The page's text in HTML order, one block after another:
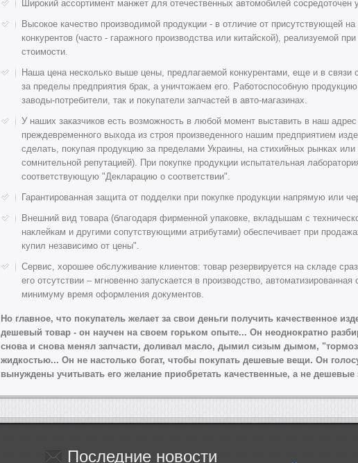
Широкий ассортимент манжет для отечественных автомобилей сосредоточен
Высокое качество производимой продукции - в отличие от присутствующей
конкурентов (часто - гаражного производства или китайской), реализуемой
стоимости.
Наша цена несколько выше цены, предлагаемой конкурентами, еще и в связи
за пределы предприятия брак, а уничтожаем его. Работоспособную
заводы-потребители, так и покупатели запчастей в авто-магазинах.
У наших заказчиков есть возможность в любой момент выставить в наш
преждевременного выхода из строя произведенного нашим предприятием
сделать, покупая продукцию за пределами Украины, на стихийных рынках или
сомнительной репутацией). При покупке продукции испытательная
соответствующую "Декларацию о соответствии".
Гарантированная защита от подделки при покупке продукции напрямую или
Внешний вид товара (благодаря фирменной упаковке, вкладышам с
наклейкам и другими сопутствующими атрибутами) обеспечивает при
купил независимо от цены".
Сервис, хорошее обслуживание клиентов: товар резервируется на складе
его отсутствии – мгновенно запускается в производство, автоматизированная
минимуму время оформления документов.
Но главное, что покупатель желает за свои деньги получить качественное
дешевый товар - он научен на своем горьком опыте... Он неоднократно
снова и снова менял запчасти, доливал масло, дымил сизым дымом,
жидкостью... Он не настолько богат, чтобы покупать дешевые вещи. Он
вынуждены учитывать его желание приобретать качественные, а не дешевые
Последние новости